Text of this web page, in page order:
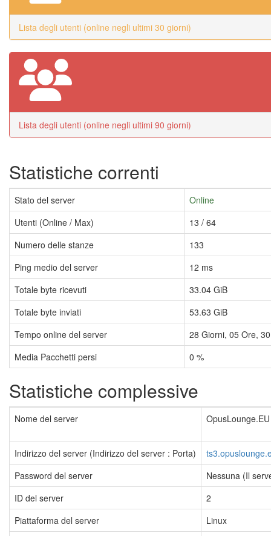
Lista degli utenti (online negli ultimi 30 giorni)
Lista degli utenti (online negli ultimi 90 giorni)
Statistiche correnti
Stato del server
Online
Utenti (Online / Max)
13 / 64
Numero delle stanze
133
Ping medio del server
12 ms
Totale byte ricevuti
33.04 GiB
Totale byte inviati
53.63 GiB
Tempo online del server
28 Giorni, 05 Ore, 30
Media Pacchetti persi
0 %
Statistiche complessive
Nome del server
Indirizzo del server (Indirizzo del server : Porta)
Password del server
Nessuna (Il
ID del server
2
Piattaforma del server
Linux